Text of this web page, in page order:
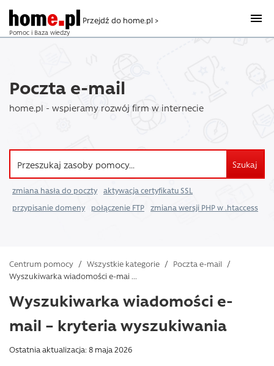
Pomoc i Baza wiedzy
Przejdź do home.pl >
Poczta e-mail
home.pl - wspieramy rozwój firm w internecie
Szukaj
zmiana hasła do poczty
aktywacja certyfikatu SSL
przypisanie domeny
połączenie FTP zmiana wersji PHP w .htaccess
Centrum pomocy / Wszystkie kategorie / Poczta e-mail /
Wyszukiwarka wiadomości e-mai ...
Wyszukiwarka wiadomości e-
mail – kryteria wyszukiwania
Ostatnia aktualizacja: 8 maja 2026